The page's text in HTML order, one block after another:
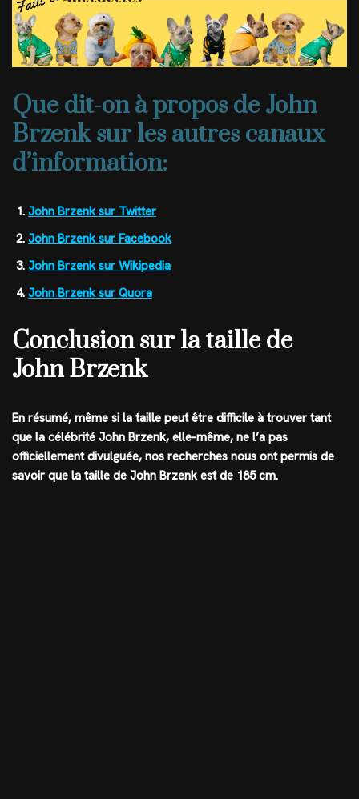
Que dit-on à propos de John
Brzenk sur les autres canaux
d’information:
John Brzenk sur Twitter
John Brzenk sur Facebook
John Brzenk sur Wikipedia
John Brzenk sur Quora
Conclusion sur la taille de
John Brzenk
En résumé, même si la taille peut être difficile à trouver tant
que la célébrité John Brzenk, elle-même, ne l’a pas
officiellement divulguée, nos recherches nous ont permis de
savoir que la taille de John Brzenk est de 185 cm.